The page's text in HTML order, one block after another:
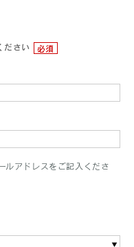
ださい 必須
ルアドレスをご記入くださ